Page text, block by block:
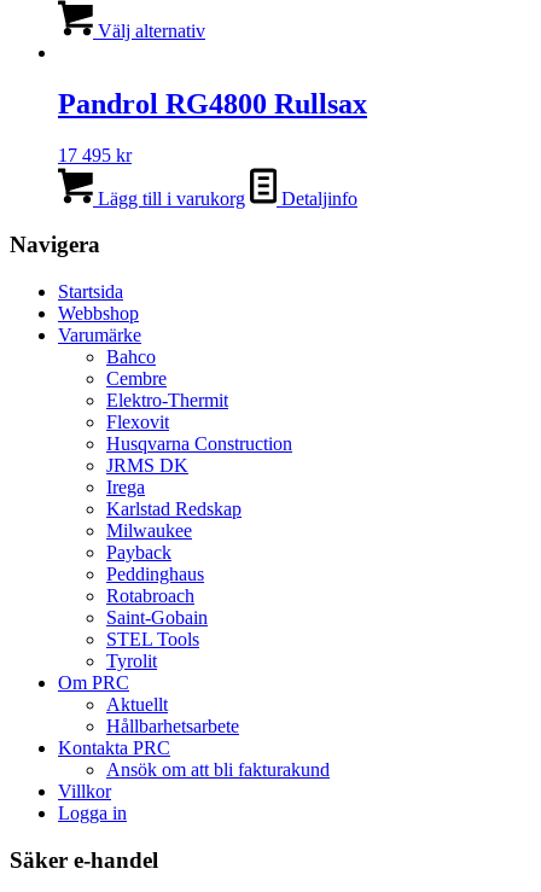
till
Välj alternativhär
flera
varianter.
alternativen
kan
Pandrol RG4800 Rullsax
17 495 kr
Lägg till i varukorg Detaljinfo
Navigera
Startsida
Webbshop
Varumärke
Bahco
Cembre
Elektro-Thermit
Flexovit
Husqvarna Construction
JRMS DK
Irega
Karlstad Redskap
Milwaukee
Payback
Peddinghaus
Rotabroach
Saint-Gobain
STEL Tools
Tyrolit
Om PRC
Aktuellt
Hållbarhetsarbete
Kontakta PRC
Ansök om att bli fakturakund
Villkor
Logga in
Säker e-handel